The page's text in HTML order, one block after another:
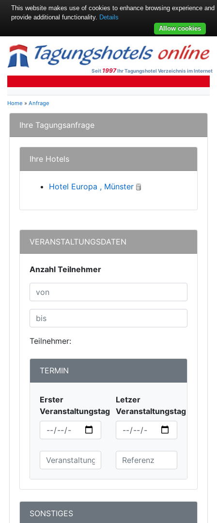
Seit 1997Ihr Tagungshotel Verzeichnis im Internet
Home » Anfrage
Ihre Tagungsanfrage
Ihre Hotels
Hotel Europa , Münster
VERANSTALTUNGSDATEN
Anzahl Teilnehmer
Teilnehmer:
TERMIN
Erster
Veranstaltungstag
Letzer
Veranstaltungstag
SONSTIGES
This website makes use of cookies to enhance browsing experience and
provide additional functionality. Details
Allow cookies